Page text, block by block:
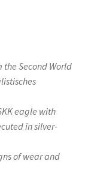
Second World
eagle with
in silver-
of wear and